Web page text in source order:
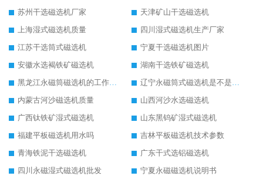
苏州干选磁选机厂家
天津矿山干选磁选机
上海湿式磁选机质量
四川湿式磁选机生产厂家
江苏干选筒式磁选机
宁夏干选磁选机图片
安徽水选褐铁矿磁选机
湖南干选铁矿磁选机
黑龙江永磁筒磁选机的工作原理
辽宁永磁筒式磁选机是不是强磁
内蒙古河沙磁选机质量
山西河沙水选磁选机
广西钛铁矿湿式磁选机
山东黑钨矿湿式磁选机
福建平板磁选机用水吗
吉林平板磁选机技术参数
青海铁泥干选磁选机
广东干式选铝磁选机
四川永磁湿式磁选机批发
宁夏永磁磁选机说明书